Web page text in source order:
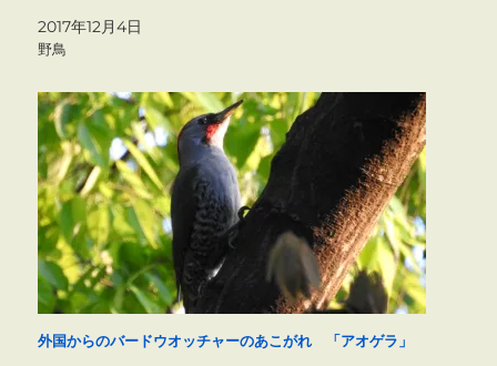
2017年12月4日
野鳥
外国からのバードウオッチャーのあこがれ 「アオゲラ」